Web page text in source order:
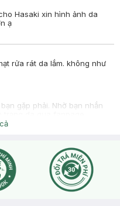
Hasaki xin hình ảnh da
ạ
rửa rát da lắm. không như
gặp phải. Nhờ bạn nhắn
ạ.